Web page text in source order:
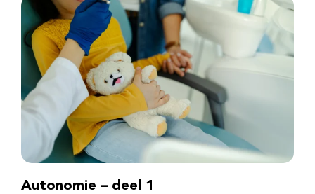
Autonomie – deel 1